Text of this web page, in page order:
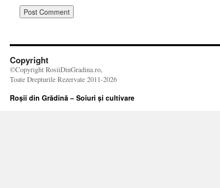
Copyright
©Copyright RosiiDinGradina.ro,
Toate Drepturile Rezervate 2011-2026
Roșii din Grădină – Soiuri și cultivare